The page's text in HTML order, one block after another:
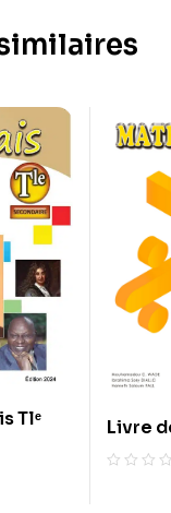
Tlᵉ
Livre